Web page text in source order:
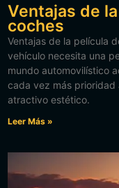
Ventajas de
coches
Ventajas de la película
vehículo necesita una
mundo automovilístico
cada vez más
atractivo estético.
Leer Más »